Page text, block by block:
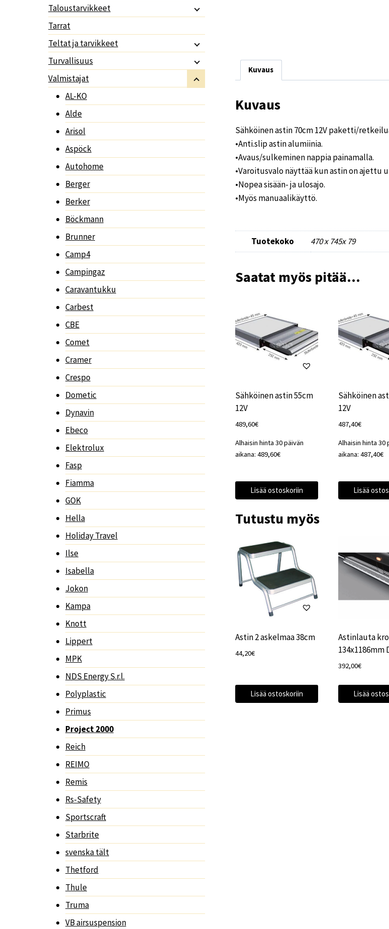
Kuvaus
Kuvaus
Sähköinen astin 70cm 12V paketti/
•Anti.slip astin alumiinia.
•Avaus/sulkeminen nappia painamalla.
•Varoitusvalo näyttää kun astin on ajettu
•Nopea sisään- ja ulosajo.
•Myös manuaalikäyttö.
Tuotekoko 470 x 745x 79
Saatat myös pitää...
Sähköinen astin 55cm
12V
489,60€
Alhaisin hinta 30 päivän
aikana: 489,60€
Lisää ostoskoriin
Sähköinen
12V
487,40€
Alhaisin hinta 30
aikana: 487,40€
Lisää
Tutustu myös
Astin 2 askelmaa 38cm
44,20€
Lisää ostoskoriin
Astinlauta
134x1186mm
392,00€
Lisää
Taloustarvikkeet
Tarrat
Teltat ja tarvikkeet
Turvallisuus
Valmistajat
AL-KO
Alde
Arisol
Aspöck
Autohome
Berger
Berker
Böckmann
Brunner
Camp4
Campingaz
Caravantukku
Carbest
CBE
Comet
Cramer
Crespo
Dometic
Dynavin
Ebeco
Elektrolux
Fasp
Fiamma
GOK
Hella
Holiday Travel
Ilse
Isabella
Jokon
Kampa
Knott
Lippert
MPK
NDS Energy S.r.l.
Polyplastic
Primus
Project 2000
Reich
REIMO
Remis
Rs-Safety
Sportscraft
Starbrite
svenska tält
Thetford
Thule
Truma
VB airsuspension